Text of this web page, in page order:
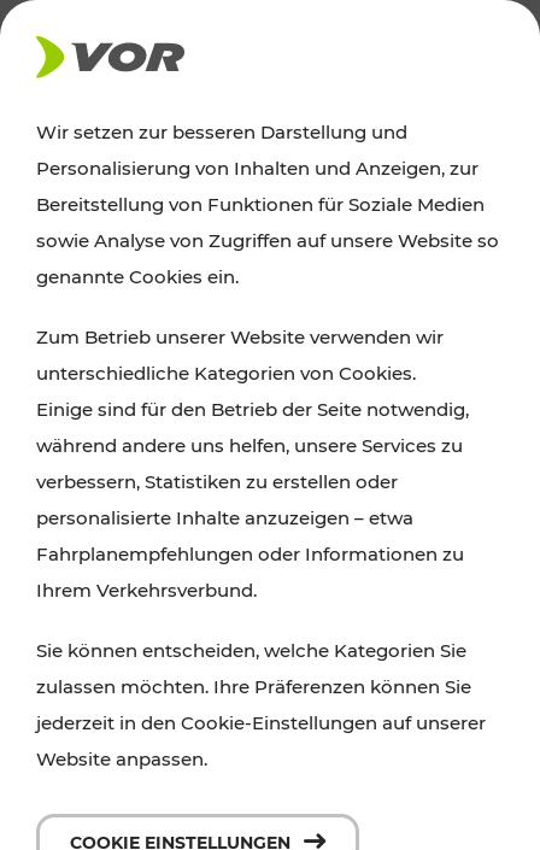
AKTUELLES
News
Alle wichtigen Meldungen zu Fahrplanänderungen,
finden Sie hier im Überblick.
Wir setzen zur besseren Darstellung und
Personalisierung von Inhalten und Anzeigen, zur
Bereitstellung von Funktionen für Soziale Medien
sowie Analyse von Zugriffen auf unsere Website so
genannte Cookies ein.
Zum Betrieb unserer Website verwenden wir
unterschiedliche Kategorien von Cookies.
Einige sind für den Betrieb der Seite notwendig,
während andere uns helfen, unsere Services zu
verbessern, Statistiken zu erstellen oder
personalisierte Inhalte anzuzeigen – etwa
Fahrplanempfehlungen oder Informationen zu
Ihrem Verkehrsverbund.
Sie können entscheiden, welche Kategorien Sie
zulassen möchten. Ihre Präferenzen können Sie
jederzeit in den Cookie-Einstellungen auf unserer
Website anpassen.
COOKIE EINSTELLUNGEN